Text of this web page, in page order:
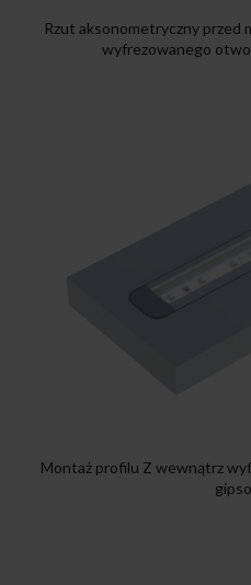
Rzut aksonometryczny przed
wyfrezowanego
Montaż profilu Z wewnątrz